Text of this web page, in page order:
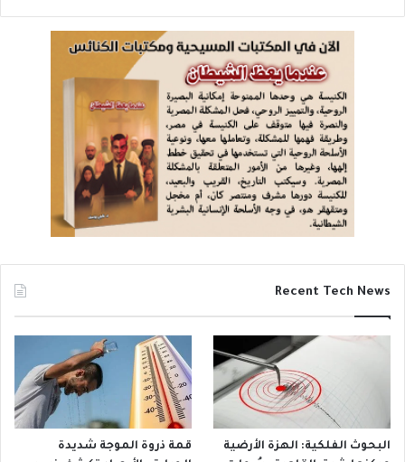
Recent Tech News
البحوث الفلكية: الهزة الأرضية
قمة ذروة الموجة شديدة